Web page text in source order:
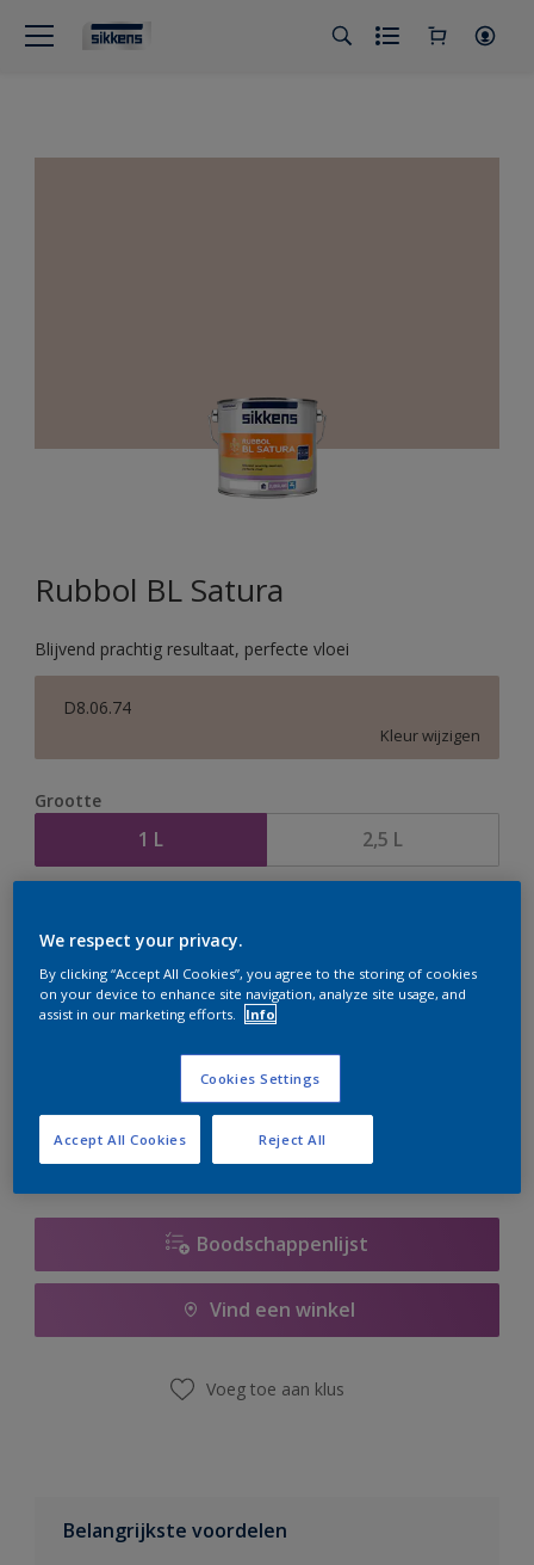
Rubbol BL Satura
Blijvend prachtig resultaat, perfecte vloei
D8.06.74
Kleur wijzigen
Grootte
1 L 2,5 L
er hard aan om de voorraad aan te vullen.
Boodschappenlijst
Vind een winkel
Voeg toe aan klus
Belangrijkste voordelen
We respect your privacy.
By clicking “Accept All Cookies”, you agree to the storing of cookies
on your device to enhance site navigation, analyze site usage, and
assist in our marketing efforts.
Info
Cookies Settings
Reject All
Accept All Cookies